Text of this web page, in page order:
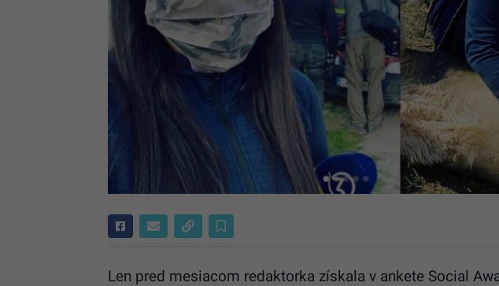
Len pred mesiacom redaktorka získala v ankete Social